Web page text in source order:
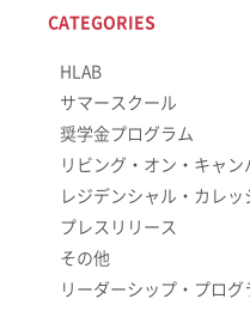
CATEGORIES
HLAB
サマースクール
奨学金プログラム
リビング・オン・キャン
レジデンシャル・カレッ
プレスリリース
その他
リーダーシップ・プログ